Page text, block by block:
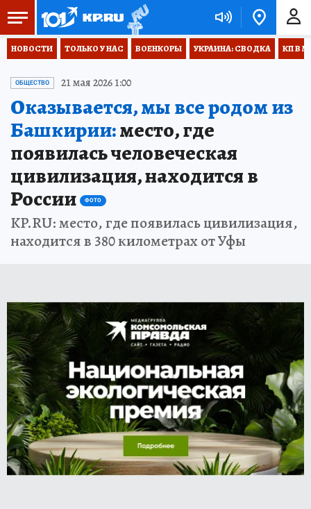
НОВОСТИ ТОЛЬКО У НАС ВОЕНКОРЫ УКРАИНА: СВОДКА КП В
ОБЩЕСТВО 21 мая 2026 1:00
Оказывается, мы все родом из
Башкирии:место, где
появилась человеческая
цивилизация, находится в
России
ФОТО
KP.RU: место, где появилась цивилизация,
находится в 380 километрах от Уфы